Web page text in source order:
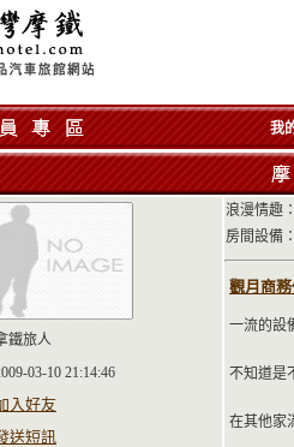
我
鐵旅人
03-10 21:14:46
入好友
送短訊
浪漫情趣
房間設備
觀月商
一流的設
不知道是
在其他家